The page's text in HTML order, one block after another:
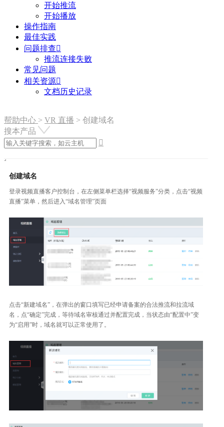
开始推流
开始播放
操作指南
最佳实践
问题排查
推流连接失败
常见问题
相关资源
文档历史记录
帮助中心 > VR 直播 > 创建域名
搜本产品

创建域名
登录视频直播客户控制台，在左侧菜单栏选择“视频服务”分类，点击“视频
直播”菜单，然后进入“域名管理”页面
点击“新建域名”，在弹出的窗口填写已经申请备案的合法推流和拉流域
名，点“确定”完成，等待域名审核通过并配置完成，当状态由“配置中”变
为“启用”时，域名就可以正常使用了。